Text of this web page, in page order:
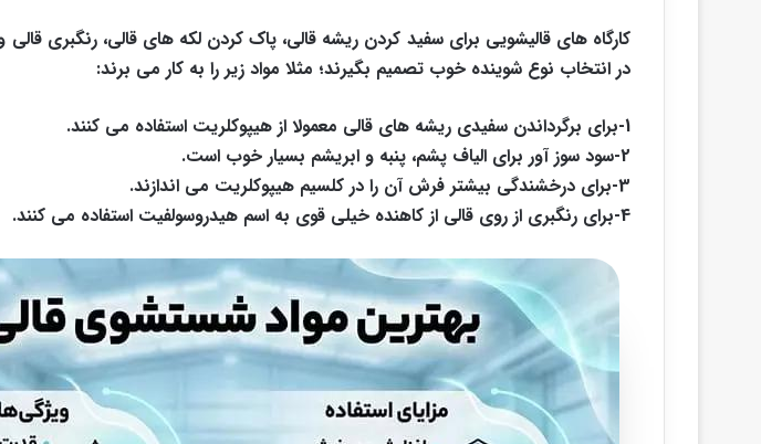
کارگاه های قالیشویی برای سفید کردن ریشه قالی، پاک کردن لکه های قالی، رنگبری قالی و
در انتخاب نوع شوینده خوب تصمیم بگیرند؛ مثلا مواد زیر را به کار می برند:
1-برای برگرداندن سفیدی ریشه های قالی معمولا از هیپوکلریت استفاده می کنند.
2-سود سوز آور برای الیاف پشم، پنبه و ابریشم بسیار خوب است.
3-برای درخشندگی بیشتر فرش آن را در کلسیم هیپوکلریت می اندازند.
4-برای رنگبری از روی قالی از کاهنده خیلی قوی به اسم هیدروسولفیت استفاده می کنند.